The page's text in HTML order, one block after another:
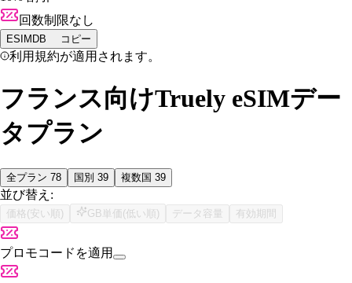
回数制限なし
ESIMDB コピー
利用規約が適用されます。
フランス向けTruely eSIMデー
タプラン
全プラン 78 国別 39 複数国 39
並び替え:
価格(安い順) GB単価(低い順) データ容量 有効期間
プロモコードを適用